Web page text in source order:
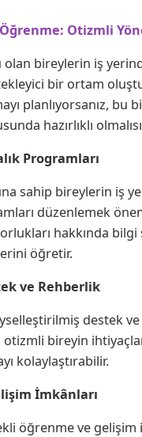
Otizmli
bireylerin iş
bir ortam
planlıyorsanız,
hazırlıklı
Programları
sahip bireylerin iş
düzenlemek
hakkında
öğretir.
ve Rehberlik
destek
otizmli bireyin
kolaylaştırabilir.
İmkânları
öğrenme ve